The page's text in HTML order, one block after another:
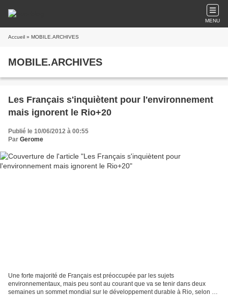
MENU
Accueil » MOBILE.ARCHIVES
MOBILE.ARCHIVES
Les Français s'inquiètent pour l'environnement
mais ignorent le Rio+20
Publié le 10/06/2012 à 00:55
Par Gerome
Une forte majorité de Français est préoccupée par les sujets
environnementaux, mais peu sont au courant que va se tenir dans deux
semaines un sommet mondial sur le développement durable à Rio, selon un